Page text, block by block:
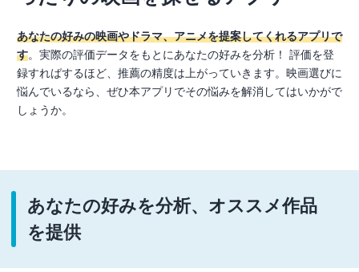
あなたの好みの映画やドラマ、アニメを提案してくれるアプリで
す。実際の評価データをもとにあなたの好みを分析！ 評価を登
録すればするほど、推薦の精度は上がっていきます。映画選びに
悩んでいるなら、ぜひ本アプリでその悩みを解消してはいかがで
しょうか。
あなたの好みを分析、オススメ作品
を提供